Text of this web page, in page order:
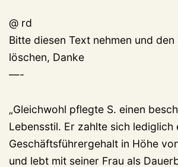
@ rd
Bitte diesen Text nehmen und den
löschen, Danke
—-
„Gleichwohl pflegte S. einen
Lebensstil. Er zahlte sich lediglich
Geschäftsführergehalt in Höhe
und lebt mit seiner Frau als